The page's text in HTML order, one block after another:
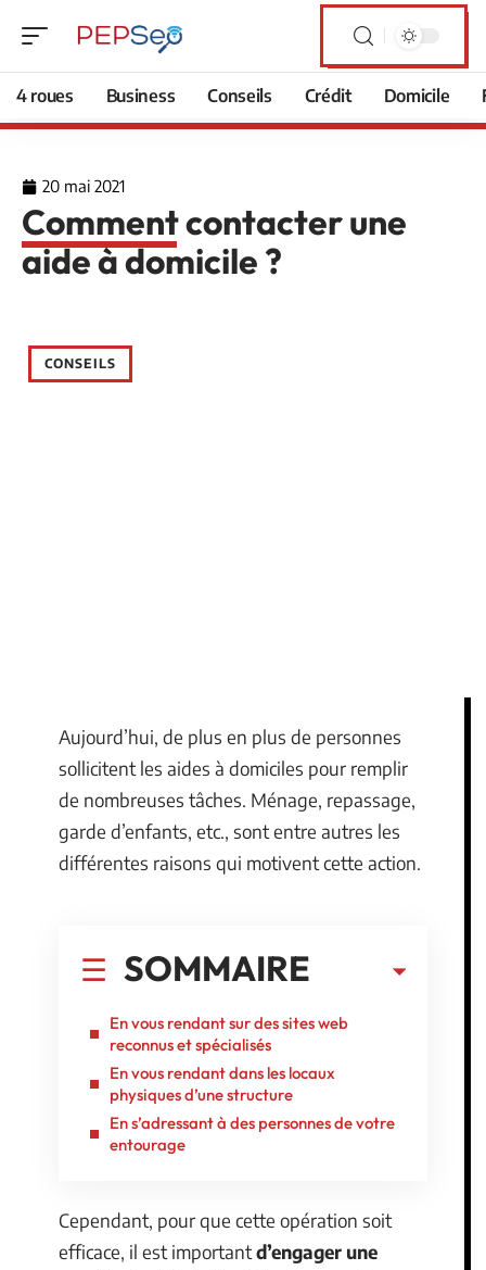
4 roues Business Conseils Crédit Domicile
20 mai 2021
Comment contacter une
aide à domicile ?
CONSEILS
Aujourd’hui, de plus en plus de personnes
sollicitent les aides à domiciles pour remplir
de nombreuses tâches. Ménage, repassage,
garde d’enfants, etc., sont entre autres les
différentes raisons qui motivent cette action.
SOMMAIRE
En vous rendant sur des sites web
reconnus et spécialisés
En vous rendant dans les locaux
physiques d’une structure
En s’adressant à des personnes de votre
entourage
Cependant, pour que cette opération soit
efficace, il est importantd’engager une